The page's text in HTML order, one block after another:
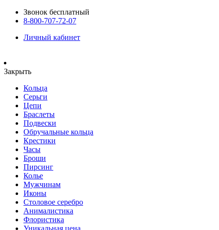
Звонок бесплатный
8-800-707-72-07
Личный кабинет
Закрыть
Кольца
Серьги
Цепи
Браслеты
Подвески
Обручальные кольца
Крестики
Часы
Броши
Пирсинг
Колье
Мужчинам
Иконы
Столовое серебро
Анималистика
Флористика
Уникальная цена